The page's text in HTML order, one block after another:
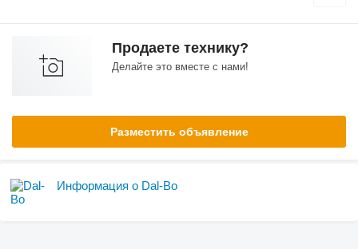
Продаете технику?
Делайте это вместе с нами!
Разместить объявление
Информация о Dal-Bo